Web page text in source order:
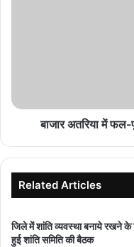
बीज
बाजार अतरिया में
Related Articles
जिले में शांति व्यवस्था बनाये रखने के
हुई शांति समिति की बैठक